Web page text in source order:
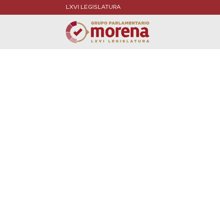
LXVI LEGISLATURA